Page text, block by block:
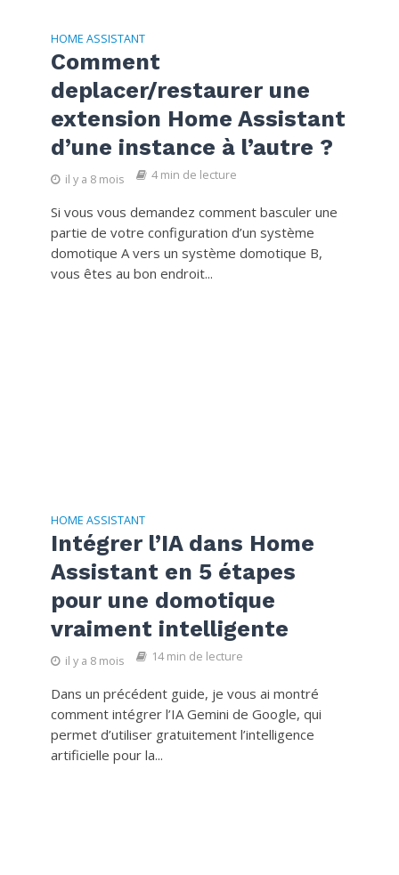
HOME ASSISTANT
Comment
deplacer/restaurer une
extension Home Assistant
d’une instance à l’autre ?
il y a 8 mois 4 min de lecture
Si vous vous demandez comment basculer une
partie de votre configuration d’un système
domotique A vers un système domotique B,
vous êtes au bon endroit...
HOME ASSISTANT
Intégrer l’IA dans Home
Assistant en 5 étapes
pour une domotique
vraiment intelligente
il y a 8 mois 14 min de lecture
Dans un précédent guide, je vous ai montré
comment intégrer l’IA Gemini de Google, qui
permet d’utiliser gratuitement l’intelligence
artificielle pour la...